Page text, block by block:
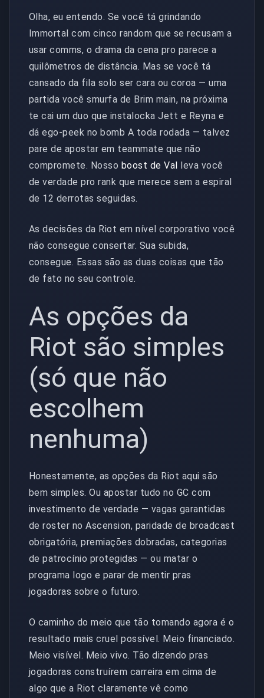
Olha, eu entendo. Se você tá grindando
Immortal com cinco random que se recusam a
usar comms, o drama da cena pro parece a
quilômetros de distância. Mas se você tá
cansado da fila solo ser cara ou coroa — uma
partida você smurfa de Brim main, na próxima
te cai um duo que instalocka Jett e Reyna e
dá ego-peek no bomb A toda rodada — talvez
pare de apostar em teammate que não
compromete. Nosso boost de Val
leva você
de verdade pro rank que merece sem a espiral
de 12 derrotas seguidas.
As decisões da Riot em nível corporativo você
não consegue consertar. Sua subida,
consegue. Essas são as duas coisas que tão
de fato no seu controle.
As opções da
Riot são simples
(só que não
escolhem
nenhuma)
Honestamente, as opções da Riot aqui são
bem simples. Ou apostar tudo no GC com
investimento de verdade — vagas garantidas
de roster no Ascension, paridade de broadcast
obrigatória, premiações dobradas, categorias
de patrocínio protegidas — ou matar o
programa logo e parar de mentir pras
jogadoras sobre o futuro.
O caminho do meio que tão tomando agora é o
resultado mais cruel possível. Meio financiado.
Meio visível. Meio vivo. Tão dizendo pras
jogadoras construírem carreira em cima de
algo que a Riot claramente vê como